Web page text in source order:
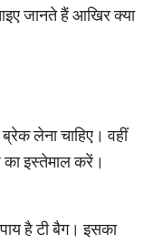
जानते हैं आखिर क्या
लेना चाहिए। वहीं
इस्तेमाल करें।
है टी बैग। इसका